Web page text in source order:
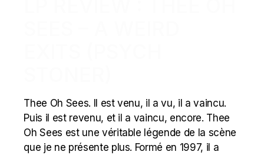
Thee Oh Sees. Il est venu, il a vu, il a vaincu.
Puis il est revenu, et il a vaincu, encore. Thee
Oh Sees est une véritable légende de la scène
que je ne présente plus. Formé en 1997, il a